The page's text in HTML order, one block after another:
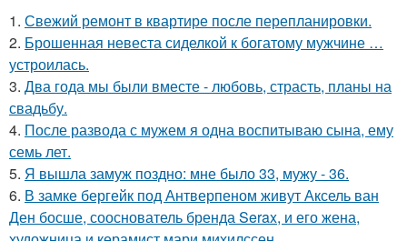
1. Свежий ремонт в квартире после перепланировки.
2. Брошенная невеста сиделкой к богатому мужчине …
устроилась.
3. Два года мы были вместе - любовь, страсть, планы на
свадьбу.
4. После развода с мужем я одна воспитываю сына, ему
семь лет.
5. Я вышла замуж поздно: мне было 33, мужу - 36.
6. В замке бергейк под Антверпеном живут Аксель ван
Ден босше, сооснователь бренда Serax, и его жена,